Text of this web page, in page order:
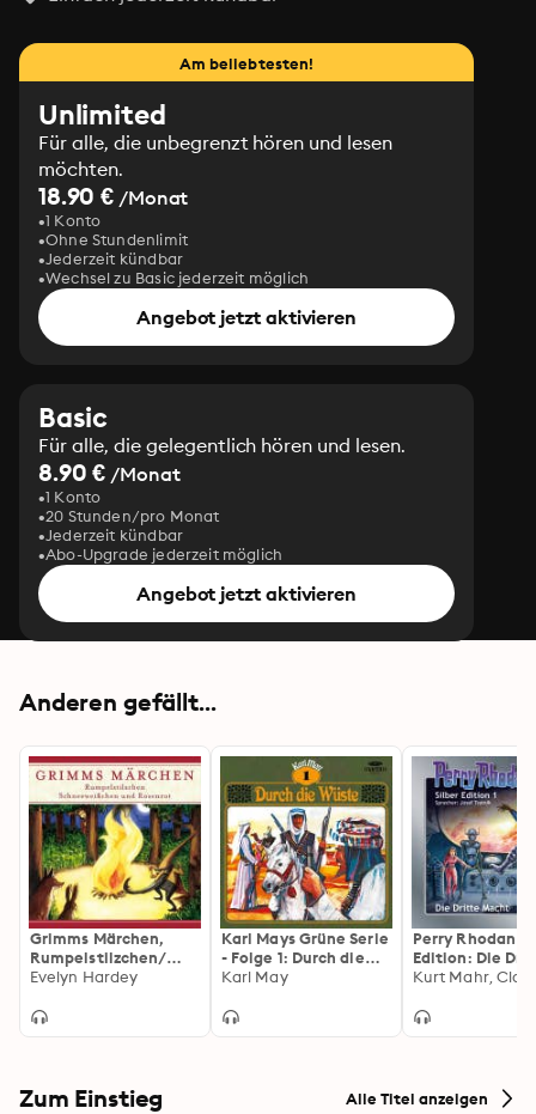
Am beliebtesten!
Unlimited
Für alle, die unbegrenzt hören und lesen
möchten.
18.90 € /Monat
1 Konto
Ohne Stundenlimit
Jederzeit kündbar
Wechsel zu Basic jederzeit möglich
Angebot jetzt aktivieren
Basic
Für alle, die gelegentlich hören und lesen.
8.90 € /Monat
1 Konto
20 Stunden/pro Monat
Jederzeit kündbar
Abo-Upgrade jederzeit möglich
Angebot jetzt aktivieren
Anderen gefällt...
Grimms Märchen,
Rumpelstilzchen/
Schneeweißchen und
Rumpelstilzchen/
Evelyn Hardey
Karl Mays Grüne Serie
- Folge 1: Durch die
Wüste
Karl May
Perry Rhodan
Edition: Die
Macht: Perry
Macht"
Zum Einstieg Alle Titel anzeigen